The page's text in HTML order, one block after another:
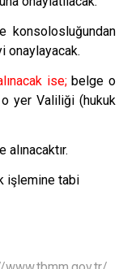
konsolosluğundan
onaylayacak.
ise;belge o
yer Valiliği (hukuk
işlemine tabi